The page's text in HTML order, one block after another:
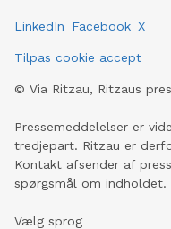
LinkedIn Facebook X
Tilpas cookie accept
© Via Ritzau, Ritzaus
Pressemeddelelser er
tredjepart. Ritzau er
Kontakt afsender af
spørgsmål om indholdet.
Vælg sprog